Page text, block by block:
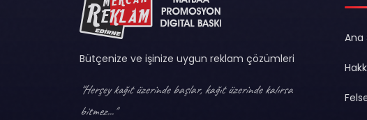
Bütçenize ve işinize uygun reklam çözümleri
"Herşey kağıt üzerinde başlar, kağıt üzerinde kalırsa
bitmez..."
Ana